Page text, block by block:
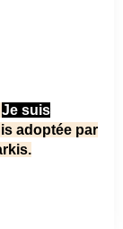
Je suis
adoptée par